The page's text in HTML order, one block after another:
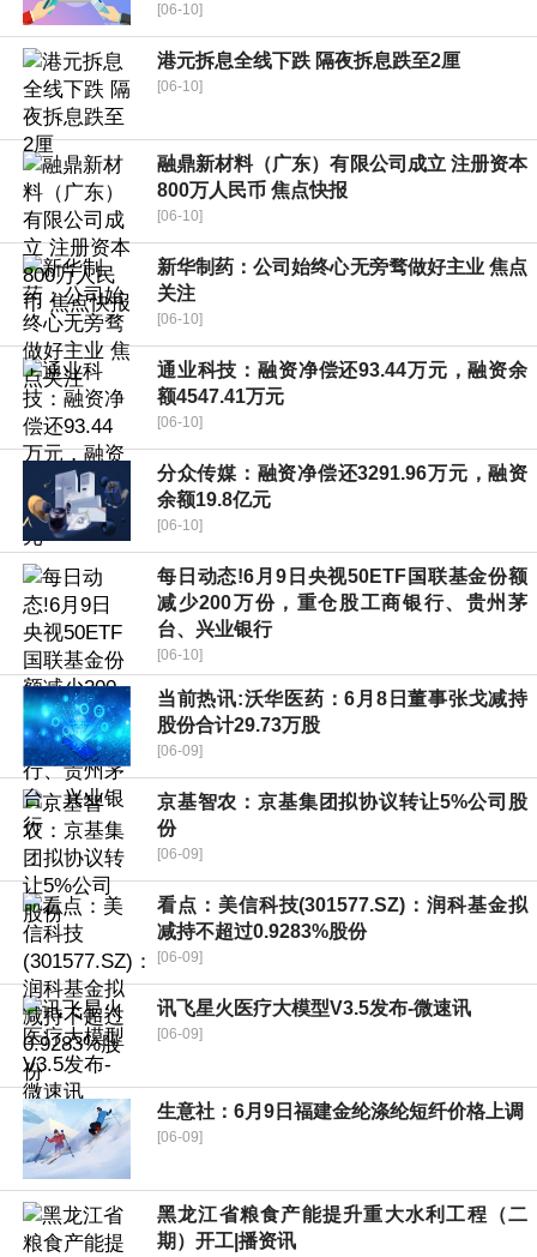
[06-10]
港元拆息全线下跌 隔夜拆息跌至2厘
[06-10]
融鼎新材料（广东）有限公司成立 注册资本
800万人民币 焦点快报
[06-10]
新华制药：公司始终心无旁骛做好主业 焦点
关注
[06-10]
通业科技：融资净偿还93.44万元，融资余
额4547.41万元
[06-10]
分众传媒：融资净偿还3291.96万元，融资
余额19.8亿元
[06-10]
每日动态!6月9日央视50ETF国联基金份额
减少200万份，重仓股工商银行、贵州茅
台、兴业银行
[06-10]
当前热讯:沃华医药：6月8日董事张戈减持
股份合计29.73万股
[06-09]
京基智农：京基集团拟协议转让5%公司股
份
[06-09]
看点：美信科技(301577.SZ)：润科基金拟
减持不超过0.9283%股份
[06-09]
讯飞星火医疗大模型V3.5发布-微速讯
[06-09]
生意社：6月9日福建金纶涤纶短纤价格上调
[06-09]
黑龙江省粮食产能提升重大水利工程（二
期）开工|播资讯